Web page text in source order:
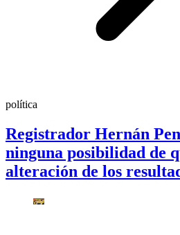
política
Registrador Hernán
ninguna posibilidad de
alteración de los